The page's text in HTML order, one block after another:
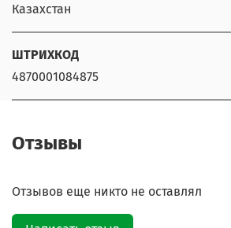
Казахстан
ШТРИХКОД
4870001084875
Отзывы
Отзывов еще никто не оставлял